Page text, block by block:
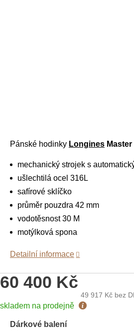
60 400 Kč
49 917 Kč bez
Měrná
skladem na prodejně
Dárkové balení
Pánské hodinky Longines
mechanický strojek s
ušlechtilá ocel 316L
safírové sklíčko
průměr pouzdra 42 mm
vodotěsnost 30 M
motýlková spona
Detailní informace